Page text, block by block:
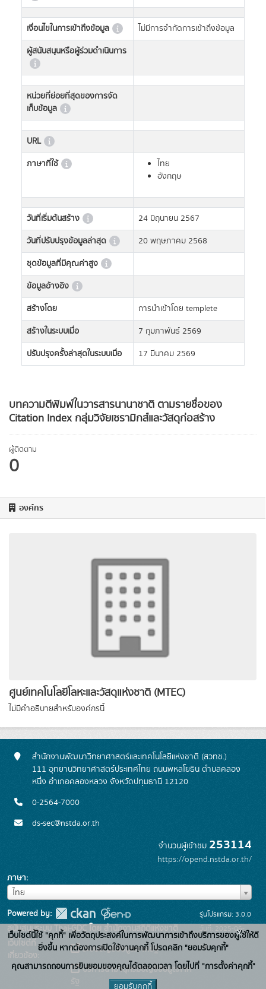
บทความตีพิมพ์ในวารสารนานาชาติ ตามรายชื่อของ
Citation Index กลุ่มวิจัยเซรามิกส์และวัสดุก่อสร้าง
ผู้ติดตาม
0
องค์กร
ศูนย์เทคโนโลยีโลหะและวัสดุแห่งชาติ (MTEC)
ไม่มีคำอธิบายสำหรับองค์กรนี้
เงื่อนไขในการเข้าถึงข้อมูล
ไม่มีการจำกัดการเข้าถึงข้อมูล
ผู้สนับสนุนหรือผู้ร่วมดำเนินการ
หน่วยที่ย่อยที่สุดของการจัด
เก็บข้อมูล
URL
ภาษาที่ใช้
ไทย
อังกฤษ
วันที่เริ่มต้นสร้าง
24 มิถุนายน 2567
วันที่ปรับปรุงข้อมูลล่าสุด
20 พฤษภาคม 2568
ชุดข้อมูลที่มีคุณค่าสูง
ข้อมูลอ้างอิง
สร้างโดย
การนำเข้าโดย templete
สร้างในระบบเมื่อ
7 กุมภาพันธ์ 2569
ปรับปรุงครั้งล่าสุดในระบบเมื่อ
17 มีนาคม 2569
สำนักงานพัฒนาวิทยาศาสตร์และเทคโนโลยีแห่งชาติ (สวทช.)
111 อุทยานวิทยาศาสตร์ประเทศไทย ถนนพหลโยธิน ตำบลคลอง
หนึ่ง อำเภอคลองหลวง จังหวัดปทุมธานี 12120
0-2564-7000
ds-sec@nstda.or.th
จำนวนผู้เข้าชม 253114
https://opend.nstda.or.th/
ภาษา
ไทย
ภาษา
Powered by:
สนับสนุนระบบ Thai-GDC โดย สำนักงานสถิติแห่งชาติ
เว็บไซต์ที่
เกี่ยวข้อง:
ระบบบัญชีข้อมูลภาครัฐ
บริการนามานุกรมบัญชีข้อมูลภาค
รุ่นโปรแกรม: 3.0.0
วันที่: 2025-06-
26
เว็บไซต์นี้ใช้ "คุกกี้" เพื่อวัตถุประสงค์ในการพัฒนาการเข้าถึงบริการของผู้ใช้ให้ดี
ยิ่งขึ้น หากต้องการเปิดใช้งานคุกกี้ โปรดคลิก "ยอมรับคุกกี้"
คุณสามารถถอนการยินยอมของคุณได้ตลอดเวลา โดยไปที่ "การตั้งค่าคุกกี้"
ยอมรับคุกกี้
x